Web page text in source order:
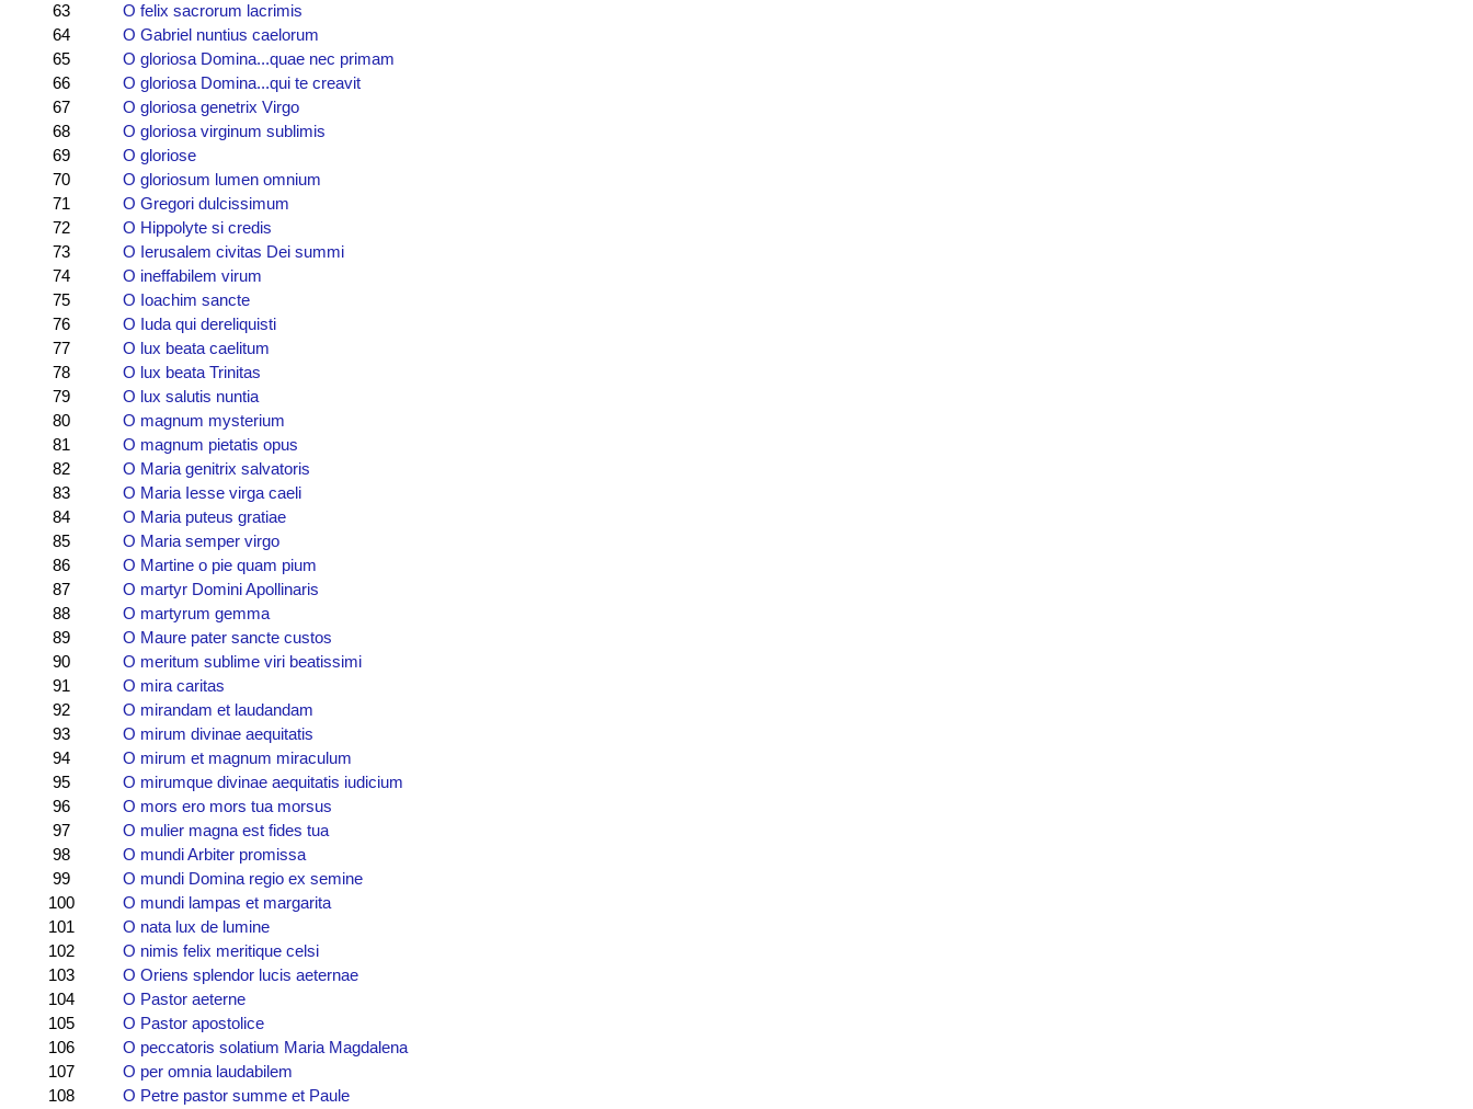
63
O felix sacrorum lacrimis
64
O Gabriel nuntius caelorum
65
O gloriosa Domina...quae nec primam
66
O gloriosa Domina...qui te creavit
67
O gloriosa genetrix Virgo
68
O gloriosa virginum sublimis
69
O gloriose
70
O gloriosum lumen omnium
71
O Gregori dulcissimum
72
O Hippolyte si credis
73
O Ierusalem civitas Dei summi
74
O ineffabilem virum
75
O Ioachim sancte
76
O Iuda qui dereliquisti
77
O lux beata caelitum
78
O lux beata Trinitas
79
O lux salutis nuntia
80
O magnum mysterium
81
O magnum pietatis opus
82
O Maria genitrix salvatoris
83
O Maria Iesse virga caeli
84
O Maria puteus gratiae
85
O Maria semper virgo
86
O Martine o pie quam pium
87
O martyr Domini Apollinaris
88
O martyrum gemma
89
O Maure pater sancte custos
90
O meritum sublime viri beatissimi
91
O mira caritas
92
O mirandam et laudandam
93
O mirum divinae aequitatis
94
O mirum et magnum miraculum
95
O mirumque divinae aequitatis iudicium
96
O mors ero mors tua morsus
97
O mulier magna est fides tua
98
O mundi Arbiter promissa
99
O mundi Domina regio ex semine
100
O mundi lampas et margarita
101
O nata lux de lumine
102
O nimis felix meritique celsi
103
O Oriens splendor lucis aeternae
104
O Pastor aeterne
105
O Pastor apostolice
106
O peccatoris solatium Maria Magdalena
107
O per omnia laudabilem
108
O Petre pastor summe et Paule